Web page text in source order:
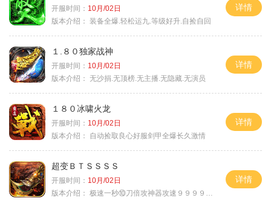
开服时间： 10月/02日
版本介绍： 装备全爆.轻松运九.等级好升.自捡自回
详情
１.８０独家战神
开服时间： 10月/02日
版本介绍： 无沙捐.无顶榜.无主播.无隐藏.无演员
详情
１８０冰啸火龙
开服时间： 10月/02日
版本介绍：
自动捡取良心好服剑甲全爆长久激情
详情
超变ＢＴＳＳＳＳ
开服时间： 10月/02日
版本介绍： 极速一秒⑩刀倍攻神器攻速９９９９①挑
详情